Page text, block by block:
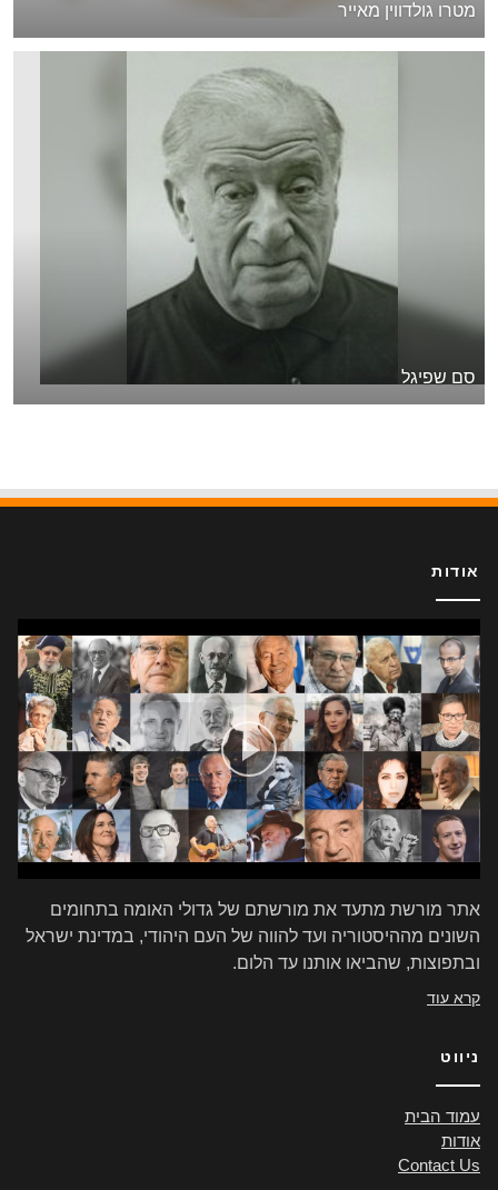
מטרו גולדווין מאייר
סם שפיגל
אודות
אתר מורשת מתעד את מורשתם של גדולי האומה בתחומים
השונים מההיסטוריה ועד להווה של העם היהודי, במדינת ישראל
ובתפוצות, שהביאו אותנו עד הלום.
קרא עוד
ניווט
עמוד הבית
אודות
Contact Us